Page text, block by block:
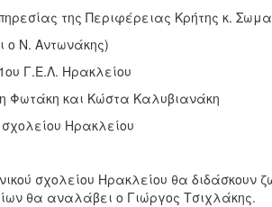
της Περιφέρειας Κρήτης κ.
ο Ν. Αντωνάκης)
Γ.Ε.Λ. Ηρακλείου
Φωτάκη και Κώστα Καλυβιανάκη
Ηρακλείου
σχολείου Ηρακλείου θα διδάσκουν
θα αναλάβει ο Γιώργος Τσιχλάκης.